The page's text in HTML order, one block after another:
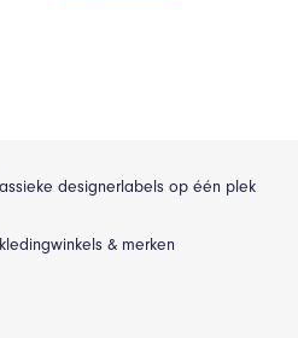
designerlabels op één plek
& merken